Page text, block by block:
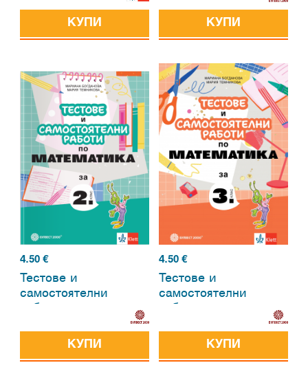
КУПИ
математика за 1. клас
КУПИ
4.50 €
Тестове и
самостоятелни
КУПИ
4.50€
Тестове и
самостоятелни
КУПИ